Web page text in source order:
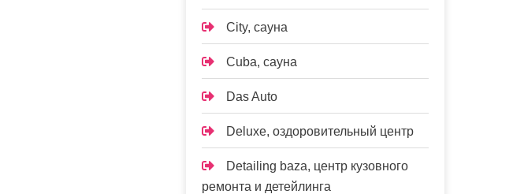
City, сауна
Cuba, сауна
Das Auto
Deluxe, оздоровительный центр
Detailing baza, центр кузовного
ремонта и детейлинга